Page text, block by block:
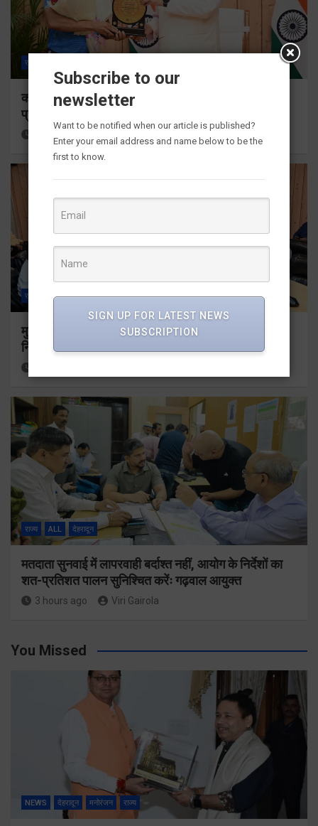
राज्य
कॉमनवेल्थ गेम्स 2026 के उत्तराखंड के पदक विजेताओं और
प्रशिक्षकों को मुख्यमंत्री धामी ने किया सम्मानित
Viri Gairola
राज्य ALL देहरादून
मुख्यमंत्री धामी ने उत्तराखंड क्रीड़ा विश्वविद्यालय गौलापार के
निर्माण कार्यों की समीक्षा की
राज्य ALL देहरादून
मतदाता सुनवाई में लापरवाही बर्दाश्त नहीं, आयोग के निर्देशों का
शत-प्रतिशत पालन सुनिश्चित करेंः गढ़वाल आयुक्त
3 hours ago Viri Gairola
You Missed
NEWS देहरादून मनोरंजन राज्य
Subscribe to our
newsletter
Want to be notified when our article is published?
Enter your email address and name below to be the
first to know.
SIGN UP FOR LATEST NEWS
SUBSCRIPTION